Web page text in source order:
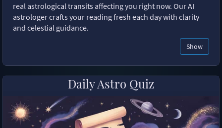
real astrological transits affecting you right now. Our AI
astrologer crafts your reading fresh each day with clarity
and celestial guidance.
Show
Daily Astro Quiz